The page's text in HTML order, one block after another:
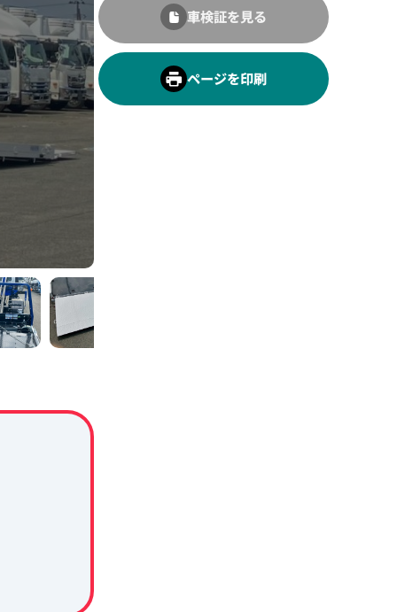
車検証を見る
ページを印刷